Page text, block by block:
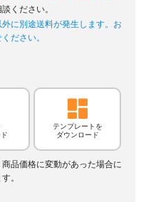
ください。
に別途送料が発生します。お
ださい。
テンプレートを
ダウンロード
品価格に変動があった場合に
。